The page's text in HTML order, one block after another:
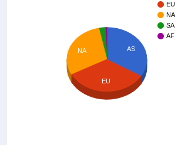
EU
NA
SA
AF
AS
NA
EU